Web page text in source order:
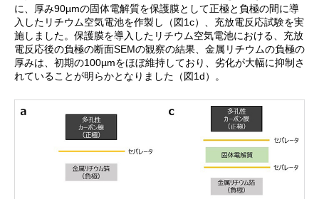
に、厚み90µmの固体電解質を保護膜として正極と負極の間に導
入したリチウム空気電池を作製し（図1c）、充放電反応試験を実
施しました。保護膜を導入したリチウム空気電池における、充放
電反応後の負極の断面SEMの観察の結果、金属リチウムの負極の
厚みは、初期の100µmをほぼ維持しており、劣化が大幅に抑制さ
れていることが明らかとなりました（図1d）。